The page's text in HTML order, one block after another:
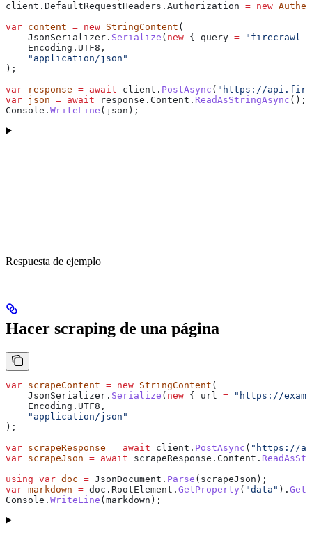
client . DefaultRequestHeaders . Authorization = new
var content = new StringContent (
    JsonSerializer
. Serialize ( new { query = "firecrawl
    Encoding
. UTF8 ,
    "application/json"
);
var response = await client . PostAsync ( "https://
var json = await response . Content . ReadAsStringAsync ();
Console . WriteLine ( json );
Respuesta de ejemplo
Hacer scraping de una página
var scrapeContent = new StringContent (
    JsonSerializer
. Serialize ( new { url = "https://
    Encoding
. UTF8 ,
    "application/json"
);
var scrapeResponse = await client . PostAsync ( "https://
var scrapeJson = await scrapeResponse . Content .
using var doc = JsonDocument . Parse ( scrapeJson );
var markdown = doc . RootElement . GetProperty ( "data" ).
Console . WriteLine ( markdown );